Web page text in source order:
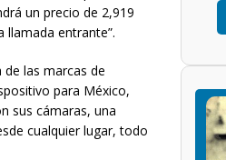
un precio de 2,919
llamada entrante”.
las marcas de
para México,
sus cámaras, una
cualquier lugar, todo